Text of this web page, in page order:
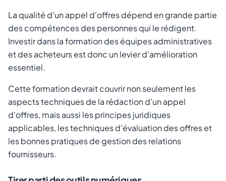
La qualité d'un appel d'offres dépend en grande partie
des compétences des personnes qui le rédigent.
Investir dans la formation des équipes administratives
et des acheteurs est donc un levier d'amélioration
essentiel.
Cette formation devrait couvrir non seulement les
aspects techniques de la rédaction d'un appel
d'offres, mais aussi les principes juridiques
applicables, les techniques d'évaluation des offres et
les bonnes pratiques de gestion des relations
fournisseurs.